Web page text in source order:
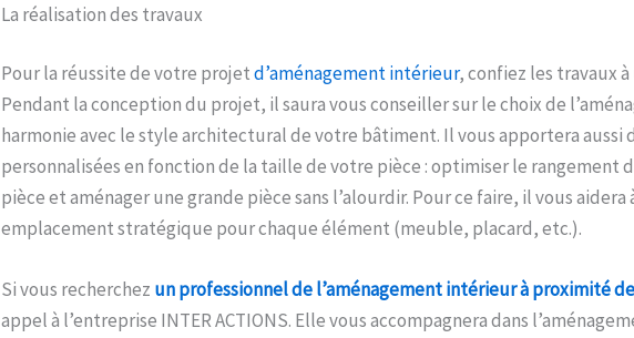
La réalisation des travaux
Pour la réussite de votre projetd’aménagement intérieur, confiez les travaux
Pendant la conception du projet, il saura vous conseiller sur le choix de
harmonie avec le style architectural de votre bâtiment. Il vous apportera aussi
personnalisées en fonction de la taille de votre pièce : optimiser le rangement
pièce et aménager une grande pièce sans l’alourdir. Pour ce faire, il vous aidera
emplacement stratégique pour chaque élément (meuble, placard, etc.).
Si vous recherchez un professionnel de l’aménagement intérieuràproximité
appel à l’entreprise INTER ACTIONS. Elle vous accompagnera dans